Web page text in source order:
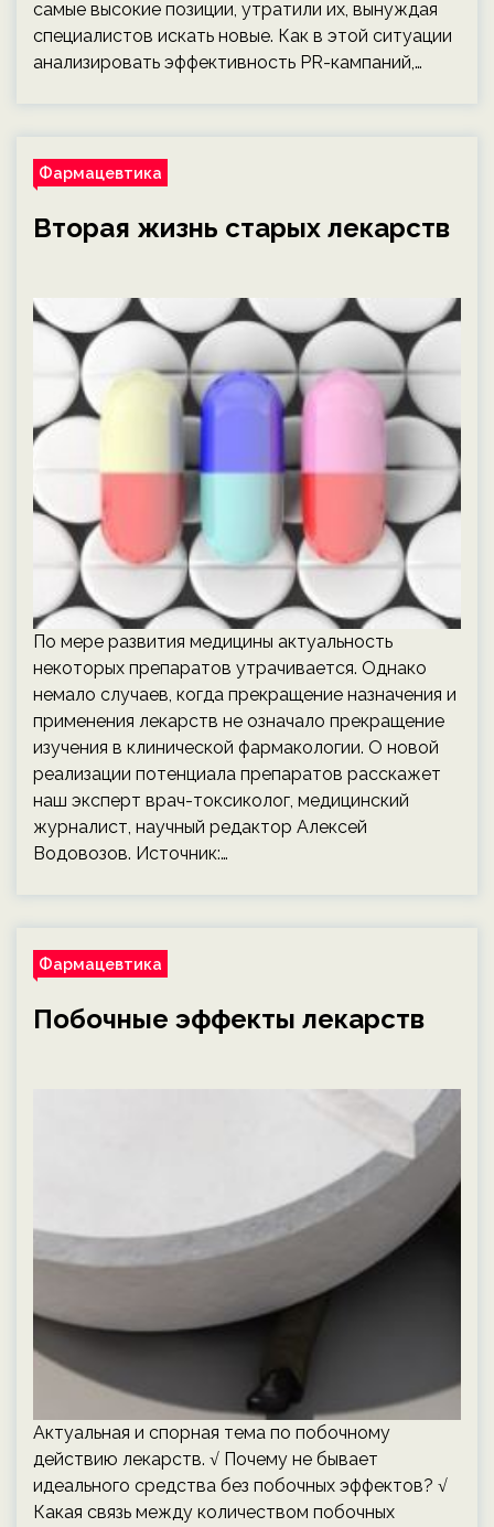
самые высокие позиции, утратили их, вынуждая
специалистов искать новые. Как в этой ситуации
анализировать эффективность PR-кампаний,…
Фармацевтика
Вторая жизнь старых лекарств
По мере развития медицины актуальность
некоторых препаратов утрачивается. Однако
немало случаев, когда прекращение назначения и
применения лекарств не означало прекращение
изучения в клинической фармакологии. О новой
реализации потенциала препаратов расскажет
наш эксперт врач-токсиколог, медицинский
журналист, научный редактор Алексей
Водовозов. Источник:…
Фармацевтика
Побочные эффекты лекарств
Актуальная и спорная тема по побочному
действию лекарств. √ Почему не бывает
идеального средства без побочных эффектов? √
Какая связь между количеством побочных